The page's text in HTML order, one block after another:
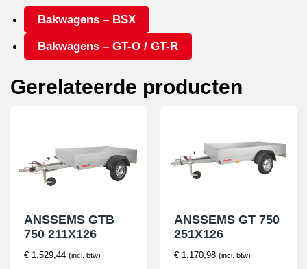
Bakwagens – BSX
Bakwagens – GT-O / GT-R
Gerelateerde producten
ANSSEMS GTB
750 211X126
€ 1.529,44 (incl. btw)
ANSSEMS GT 750
251X126
€ 1.170,98 (incl. btw)